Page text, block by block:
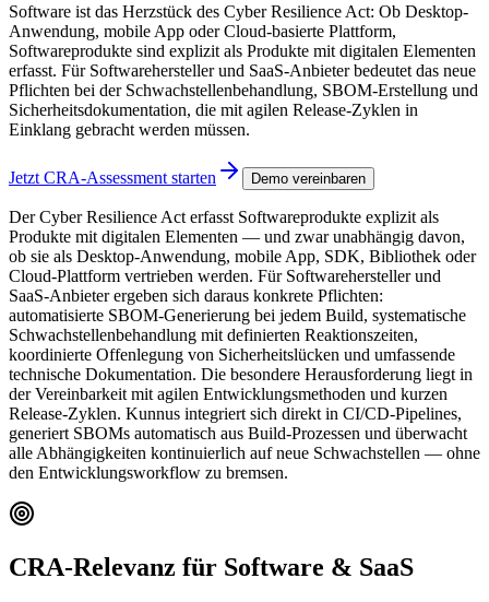
Software ist das Herzstück des Cyber Resilience Act: Ob Desktop-
Anwendung, mobile App oder Cloud-basierte Plattform,
Softwareprodukte sind explizit als Produkte mit digitalen Elementen
erfasst. Für Softwarehersteller und SaaS-Anbieter bedeutet das neue
Pflichten bei der Schwachstellenbehandlung, SBOM-Erstellung und
Sicherheitsdokumentation, die mit agilen Release-Zyklen in
Einklang gebracht werden müssen.
Jetzt CRA-Assessment starten Demo vereinbaren
Der Cyber Resilience Act erfasst Softwareprodukte explizit als
Produkte mit digitalen Elementen — und zwar unabhängig davon,
ob sie als Desktop-Anwendung, mobile App, SDK, Bibliothek oder
Cloud-Plattform vertrieben werden. Für Softwarehersteller und
SaaS-Anbieter ergeben sich daraus konkrete Pflichten:
automatisierte SBOM-Generierung bei jedem Build, systematische
Schwachstellenbehandlung mit definierten Reaktionszeiten,
koordinierte Offenlegung von Sicherheitslücken und umfassende
technische Dokumentation. Die besondere Herausforderung liegt in
der Vereinbarkeit mit agilen Entwicklungsmethoden und kurzen
Release-Zyklen. Kunnus integriert sich direkt in CI/CD-Pipelines,
generiert SBOMs automatisch aus Build-Prozessen und überwacht
alle Abhängigkeiten kontinuierlich auf neue Schwachstellen — ohne
den Entwicklungsworkflow zu bremsen.
CRA-Relevanz für Software & SaaS